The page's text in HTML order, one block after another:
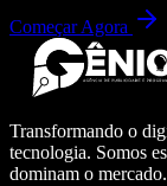
Começar Agora
Transformando o
tecnologia. Somos
dominam o mercado.